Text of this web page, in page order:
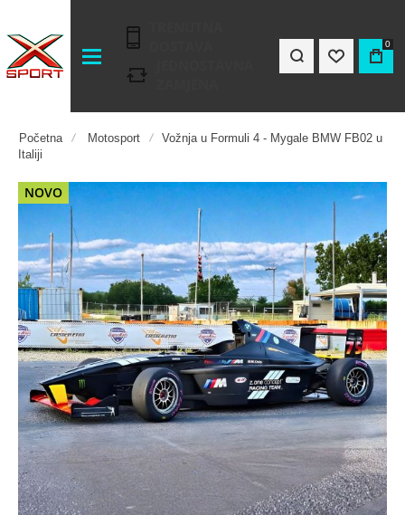
0
Početna Motosport
Vožnja u Formuli 4 - Mygale BMW FB02 u
Italiji
Preskočite
na
kraj
galerije
slika
NOVO